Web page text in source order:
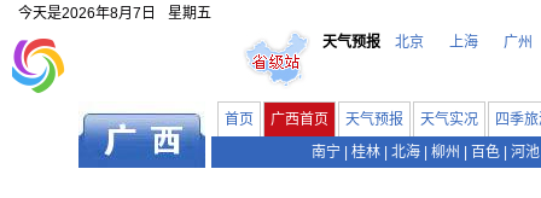
今天是2026年8月7日
星期五
天气预报
北京 上海 广州
首页 广西首页 天气预报 天气实况
四季
南宁
桂林 北海 柳州 百色 河池